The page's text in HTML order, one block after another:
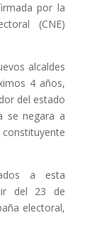
por la
(CNE)
alcaldes
4 años,
del estado
se negara a
a esta
del 23 de
electoral,